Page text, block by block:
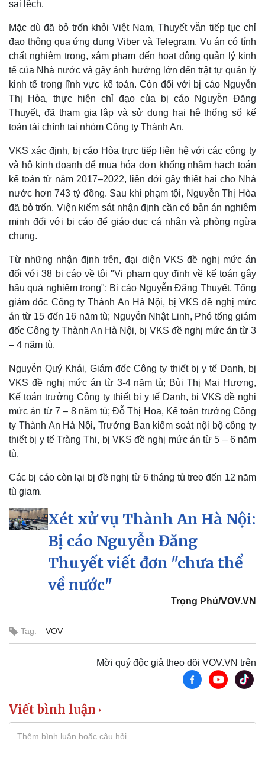
Bất động sản
Tỷ giá
Chứng khoán
Giá cà phê
Pháp luật
Vụ án
Tin nóng
Tư vấn luật
Quân sự - Quốc phòng
Vũ khí
Việt Nam
sai lệch.
Mặc dù đã bỏ trốn khỏi Việt Nam, Thuyết vẫn tiếp tục chỉ
đạo thông qua ứng dụng Viber và Telegram. Vụ án có tính
chất nghiêm trọng, xâm phạm đến hoạt động quản lý kinh
tế của Nhà nước và gây ảnh hưởng lớn đến trật tự quản lý
kinh tế trong lĩnh vực kế toán. Còn đối với bị cáo Nguyễn
Thị Hòa, thực hiện chỉ đạo của bị cáo Nguyễn Đăng
Thuyết, đã tham gia lập và sử dụng hai hệ thống sổ kế
toán tài chính tại nhóm Công ty Thành An.
VKS xác định, bị cáo Hòa trực tiếp liên hệ với các công ty
và hộ kinh doanh để mua hóa đơn khống nhằm hạch toán
kế toán từ năm 2017–2022, liên đới gây thiệt hại cho Nhà
nước hơn 743 tỷ đồng. Sau khi phạm tội, Nguyễn Thị Hòa
đã bỏ trốn. Viện kiểm sát nhận định cần có bản án nghiêm
minh đối với bị cáo để giáo dục cá nhân và phòng ngừa
chung.
Từ những nhận định trên, đại diện VKS đề nghị mức án
đối với 38 bị cáo về tội "Vi phạm quy định về kế toán gây
hậu quả nghiêm trọng": Bị cáo Nguyễn Đăng Thuyết, Tổng
giám đốc Công ty Thành An Hà Nội, bị VKS đề nghị mức
án từ 15 đến 16 năm tù; Nguyễn Nhật Linh, Phó tổng giám
đốc Công ty Thành An Hà Nội, bị VKS đề nghị mức án từ 3
– 4 năm tù.
Nguyễn Quý Khái, Giám đốc Công ty thiết bị y tế Danh, bị
VKS đề nghị mức án từ 3-4 năm tù; Bùi Thị Mai Hương,
Kế toán trưởng Công ty thiết bị y tế Danh, bị VKS đề nghị
mức án từ 7 – 8 năm tù; Đỗ Thị Hoa, Kế toán trưởng Công
ty Thành An Hà Nội, Trưởng Ban kiểm soát nội bộ công ty
thiết bị y tế Tràng Thi, bị VKS đề nghị mức án từ 5 – 6 năm
tù.
Các bị cáo còn lại bị đề nghị từ 6 tháng tù treo đến 12 năm
tù giam.
Xét xử vụ Thành An Hà Nội:
Bị cáo Nguyễn Đăng
Thuyết viết đơn "chưa thể
về nước"
Trọng Phú/VOV.VN
Tag: VOV
Mời quý độc giả theo dõi VOV.VN trên
Viết bình luận